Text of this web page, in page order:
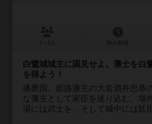
白鷺城城主に謁見せよ。藩士を白
を得よう！
播磨国、姫路藩主の大名酒井忠恭
な藩主として家臣を送り込む。場
場には武士を、そして城中には廷